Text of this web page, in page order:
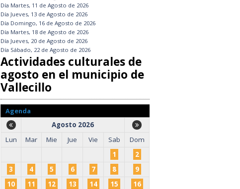
Día Martes, 11 de Agosto de 2026
Día Jueves, 13 de Agosto de 2026
Día Domingo, 16 de Agosto de 2026
Día Martes, 18 de Agosto de 2026
Día Jueves, 20 de Agosto de 2026
Día Sábado, 22 de Agosto de 2026
Actividades culturales de
agosto en el municipio de
Vallecillo
Agenda
Agosto 2026
Lun
Mar Mie Jue Vie Sab
Dom
1
2
3
4 5 6 7 8
9
10
11 12 13 14 15
16